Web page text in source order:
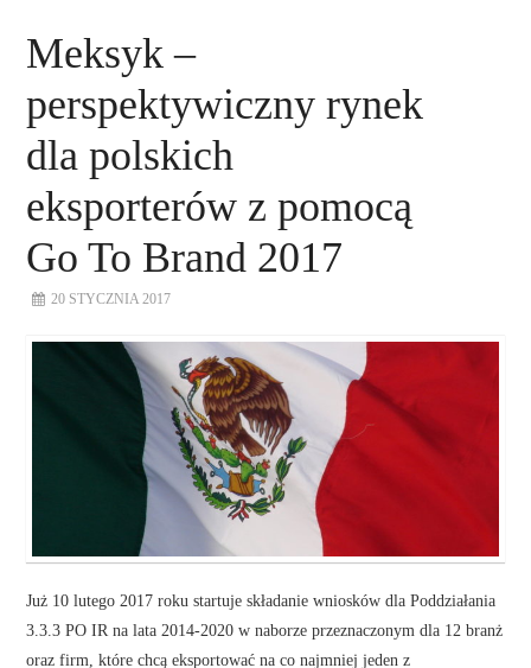
Meksyk –
perspektywiczny rynek
dla polskich
eksporterów z pomocą
Go To Brand 2017
20 STYCZNIA 2017
Już 10 lutego 2017 roku startuje składanie wniosków dla Poddziałania
3.3.3 PO IR na lata 2014-2020 w naborze przeznaczonym dla 12 branż
oraz firm, które chcą eksportować na co najmniej jeden z